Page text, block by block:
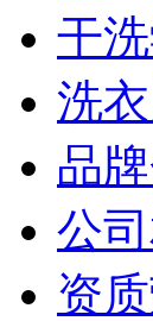
干
洗
品
公
资